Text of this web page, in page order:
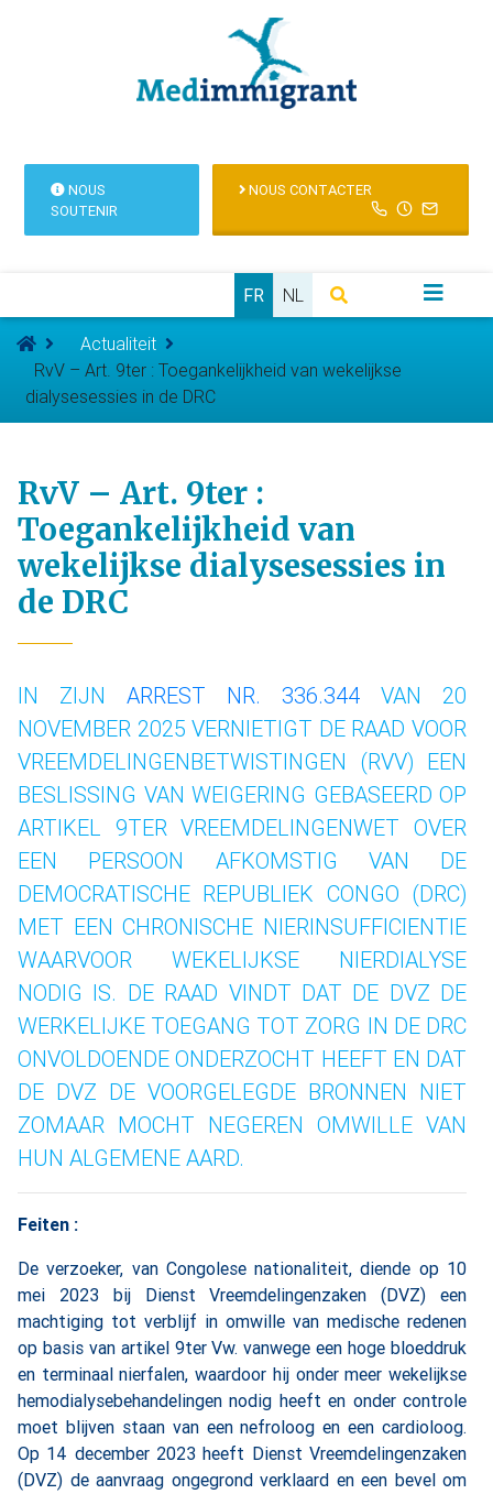
NOUS
SOUTENIR
NOUS CONTACTER
FR NL
Actualiteit
RvV – Art. 9ter : Toegankelijkheid van wekelijkse
dialysesessies in de DRC
RvV – Art. 9ter :
Toegankelijkheid van
wekelijkse dialysesessies in
de DRC
IN ZIJN ARREST NR. 336.344 VAN 20
NOVEMBER 2025 VERNIETIGT DE RAAD VOOR
VREEMDELINGENBETWISTINGEN (RVV) EEN
BESLISSING VAN WEIGERING GEBASEERD OP
ARTIKEL 9TER VREEMDELINGENWET OVER
EEN PERSOON AFKOMSTIG VAN DE
DEMOCRATISCHE REPUBLIEK CONGO (DRC)
MET EEN CHRONISCHE NIERINSUFFICIENTIE
WAARVOOR WEKELIJKSE NIERDIALYSE
NODIG IS. DE RAAD VINDT DAT DE DVZ DE
WERKELIJKE TOEGANG TOT ZORG IN DE DRC
ONVOLDOENDE ONDERZOCHT HEEFT EN DAT
DE DVZ DE VOORGELEGDE BRONNEN NIET
ZOMAAR MOCHT NEGEREN OMWILLE VAN
HUN ALGEMENE AARD.
Feiten :
De verzoeker, van Congolese nationaliteit, diende op 10
mei 2023 bij Dienst Vreemdelingenzaken (DVZ) een
machtiging tot verblijf in omwille van medische redenen
op basis van artikel 9ter Vw. vanwege een hoge bloeddruk
en terminaal nierfalen, waardoor hij onder meer wekelijkse
hemodialysebehandelingen nodig heeft en onder controle
moet blijven staan van een nefroloog en een cardioloog.
Op 14 december 2023 heeft Dienst Vreemdelingenzaken
(DVZ) de aanvraag ongegrond verklaard en een bevel om